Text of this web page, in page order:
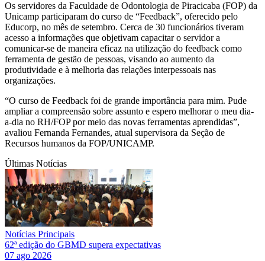
Os servidores da Faculdade de Odontologia de Piracicaba (FOP) da
Unicamp participaram do curso de “Feedback”, oferecido pelo
Educorp, no mês de setembro. Cerca de 30 funcionários tiveram
acesso a informações que objetivam capacitar o servidor a
comunicar-se de maneira eficaz na utilização do feedback como
ferramenta de gestão de pessoas, visando ao aumento da
produtividade e à melhoria das relações interpessoais nas
organizações.
“O curso de Feedback foi de grande importância para mim. Pude
ampliar a compreensão sobre assunto e espero melhorar o meu dia-
a-dia no RH/FOP por meio das novas ferramentas aprendidas”,
avaliou Fernanda Fernandes, atual supervisora da Seção de
Recursos humanos da FOP/UNICAMP.
Últimas Notícias
Notícias Principais
62ª edição do GBMD supera expectativas
07 ago 2026